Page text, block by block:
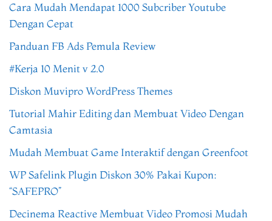
Cara Mudah Mendapat 1000 Subcriber Youtube
Dengan Cepat
Panduan FB Ads Pemula Review
#Kerja 10 Menit v 2.0
Diskon Muvipro WordPress Themes
Tutorial Mahir Editing dan Membuat Video Dengan
Camtasia
Mudah Membuat Game Interaktif dengan Greenfoot
WP Safelink Plugin Diskon 30% Pakai Kupon:
“SAFEPRO”
Decinema Reactive Membuat Video Promosi Mudah